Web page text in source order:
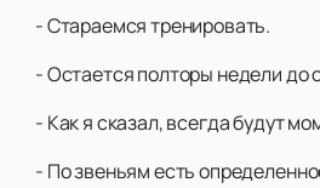
- Стараемся тренировать.
- Остается полторы недели до
- Как я сказал, всегда будут
- По звеньям есть